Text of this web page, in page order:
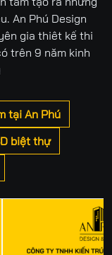
An Phú Design
gia thiêt kế thi
trên 9 năm kinh
tại An Phú
biệt thự